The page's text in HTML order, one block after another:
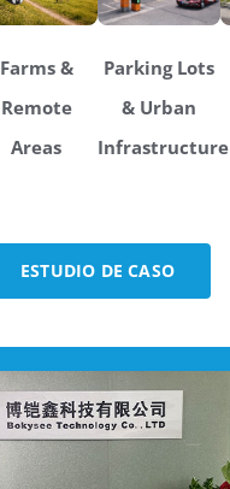
Farms &
Remote
Areas
Parking Lots
& Urban
Infrastructure
ESTUDIO DE CASO